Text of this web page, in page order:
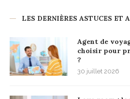
LES DERNIÈRES ASTUCES ET
Agent de
choisir pour
?
30 juillet 2026